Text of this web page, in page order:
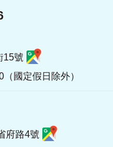
15號
國定假日除外）
府路4號